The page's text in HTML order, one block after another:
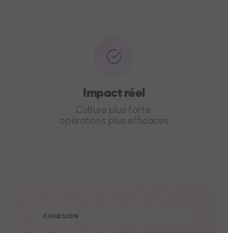
Impact réel
Culture plus forte,
opérations plus efficaces
COHÉSION